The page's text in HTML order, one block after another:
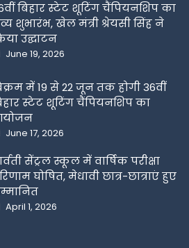
बिहार स्टेट शूटिंग चैंपियनशिप का
शुभारंभ, खेल मंत्री श्रेयसी सिंह ने
उद्घाटन
Posted
on
June 19, 2026
में 19 से 22 जून तक होगी 36वीं
स्टेट शूटिंग चैंपियनशिप का
Posted
on
June 17, 2026
सेंट्रल स्कूल में वार्षिक परीक्षा
घोषित, मेधावी छात्र-छात्राएं हुए
Posted
on
April 1, 2026